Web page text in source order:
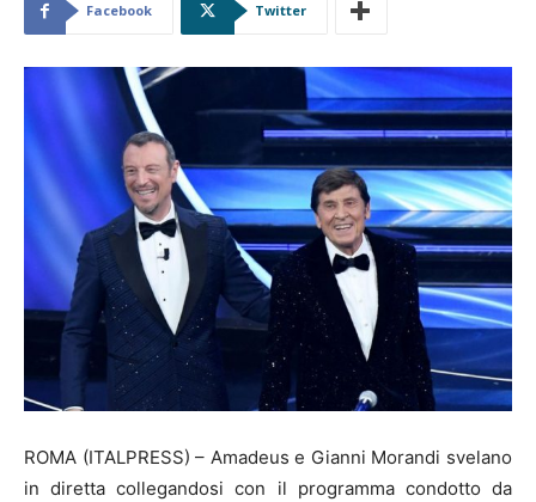
Facebook Twitter
ROMA (ITALPRESS) – Amadeus e Gianni Morandi svelano
in diretta collegandosi con il programma condotto da